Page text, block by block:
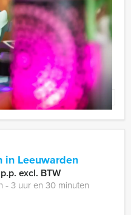
van Catan en wilt u de
met het ultieme
tablet spel van
Favoriet
in Leeuwarden
p.p. excl. BTW
‐ 3 uur en 30 minuten